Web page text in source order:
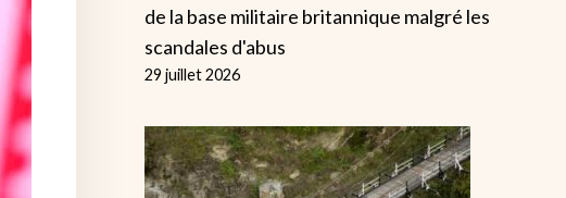
de la base militaire britannique malgré les
scandales d'abus
29 juillet 2026